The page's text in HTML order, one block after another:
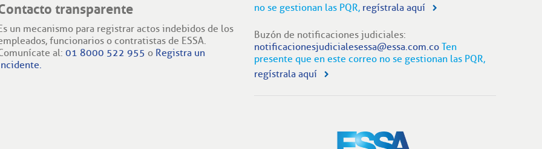
transparente
un mecanismo para registrar actos indebidos de los
funcionarios o contratistas de ESSA.
al: 01 8000 522 955 o Registra un
no se gestionan las PQR, regístrala aquí
Buzón de notificaciones judiciales:
notificacionesjudicialesessa@essa.com.co Ten
presente que en este correo no se gestionan las PQR,
regístrala aquí